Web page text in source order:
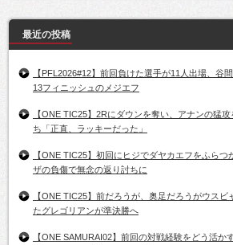
最近の投稿
【PFL2026#12】前回負けた選手が11人出場、谷
13フィニッシュのメジエフ
【ONE TIC25】2Rにダウンを奪い、アナンの猛
ち「正直、ラッキーだった」
【ONE TIC25】初回にヒジでダヤカエフをふらつ
ザの負傷で無念の返り討ちに
【ONE TIC25】前だろうが、奥足だろうがウス
たグレゴリアンが準決勝へ
【ONE SAMURAI02】前回の対戦経験をどう活か